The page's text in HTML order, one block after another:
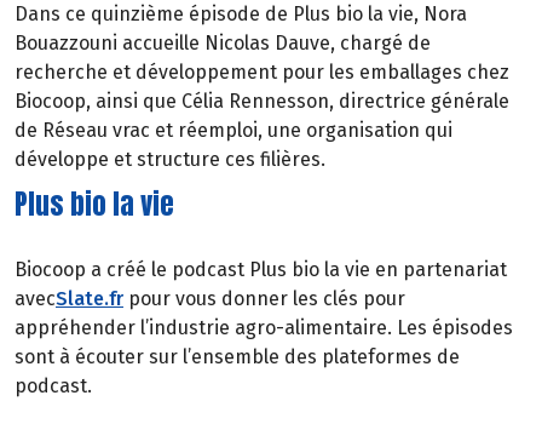
Dans ce quinzième épisode de Plus bio la vie, Nora
Bouazzouni accueille Nicolas Dauve, chargé de
recherche et développement pour les emballages chez
Biocoop, ainsi que Célia Rennesson, directrice générale
de Réseau vrac et réemploi, une organisation qui
développe et structure ces filières.
Plus bio la vie
Biocoop a créé le podcast Plus bio la vie en partenariat
avecSlate.fr pour vous donner les clés pour
appréhender l’industrie agro-alimentaire. Les épisodes
sont à écouter sur l’ensemble des plateformes de
podcast.